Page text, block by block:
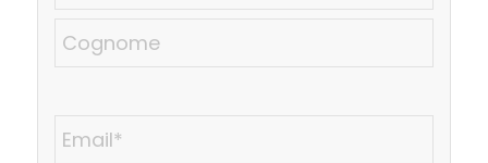
Email